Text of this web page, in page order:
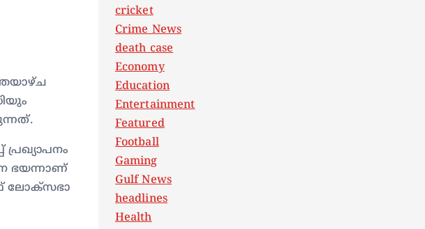
ഭയന്നാണ്
ലോക്സഭാ
cricket
Crime News
death case
Economy
Education
Entertainment
Featured
Football
Gaming
Gulf News
headlines
Health